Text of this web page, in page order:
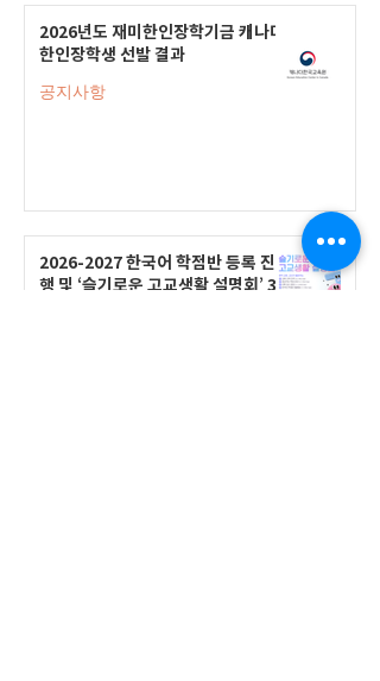
2026년도 재미한인장학기금 캐나다
한인장학생 선발 결과
공지사항
2026-2027 한국어 학점반 등록 진
행 및 ‘슬기로운 고교생활 설명회’ 3